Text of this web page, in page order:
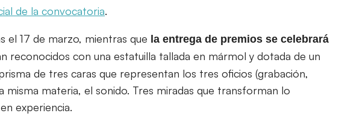
de la convocatoria.
el 17 de marzo, mientras que la entrega de premios se celebrará
reconocidos con una estatuilla tallada en mármol y dotada de un
de tres caras que representan los tres oficios (grabación,
misma materia, el sonido. Tres miradas que transforman lo
experiencia.